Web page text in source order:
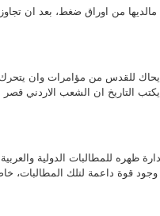
مالديها من اوراق ضغط، بعد ان
للقدس من مؤامرات وان
التاريخ ان الشعب الاردني
ظهره للمطالبات الدولية
قوة داعمة لتلك المطالبات،